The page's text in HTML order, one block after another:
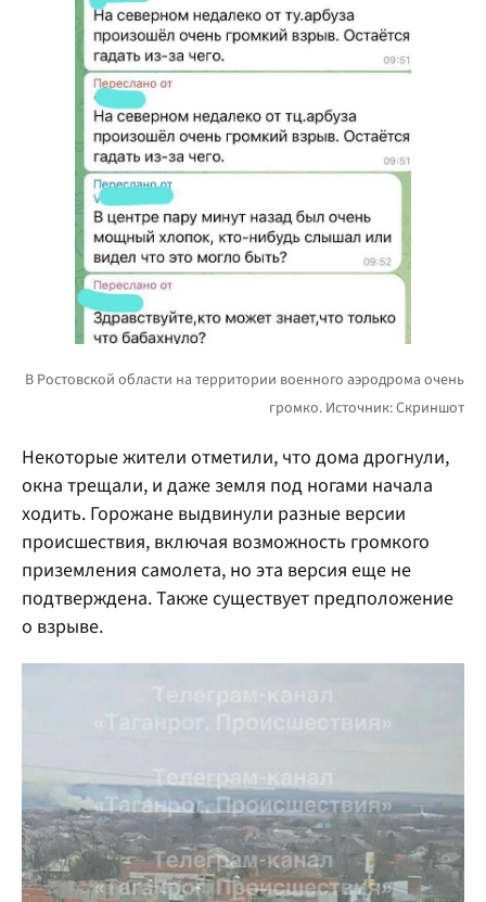
Некоторые жители отметили, что дома дрогнули,
окна трещали, и даже земля под ногами начала
ходить. Горожане выдвинули разные версии
происшествия, включая возможность громкого
приземления самолета, но эта версия еще не
подтверждена. Также существует предположение
о взрыве.